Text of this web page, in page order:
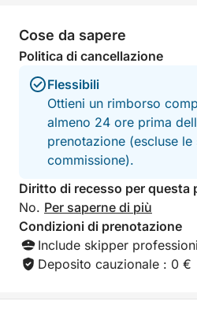
Cose da sapere
Politica di cancellazione
Flessibili
Ottieni un rimborso
almeno 24 ore prima
prenotazione (escluse
commissione).
Diritto di recesso per questa
No. Per saperne di più
Condizioni di prenotazione
Include skipper
Deposito cauzionale : 0 €